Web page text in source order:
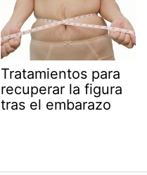
Tratamientos para
recuperar la figura
tras el embarazo